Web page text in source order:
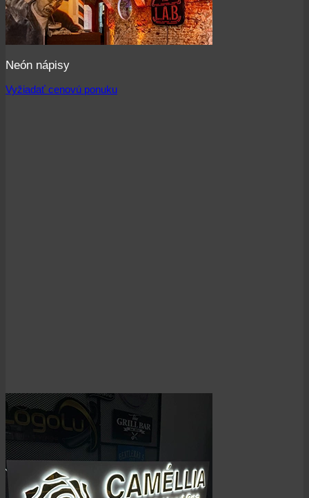
Neón nápisy
Vyžiadať cenovú ponuku